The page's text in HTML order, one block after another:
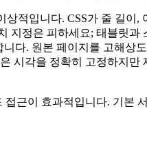
적입니다. CSS가 줄 길이
지정은 피하세요; 태블릿과
다. 원본 페이지를 고해상
시각을 정확히 고정하지
근이 효과적입니다. 기본